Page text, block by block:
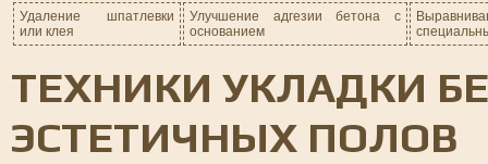
Удаление шпатлевки
или клея
Улучшение адгезии бетона с
основанием
ТЕХНИКИ УКЛАДКИ
ЭСТЕТИЧНЫХ ПОЛОВ